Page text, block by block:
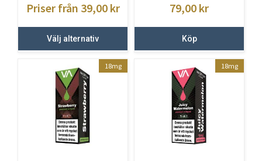
Priser från 39,00 kr
Välj alternativ
79,00 kr
Köp
18mg 18mg